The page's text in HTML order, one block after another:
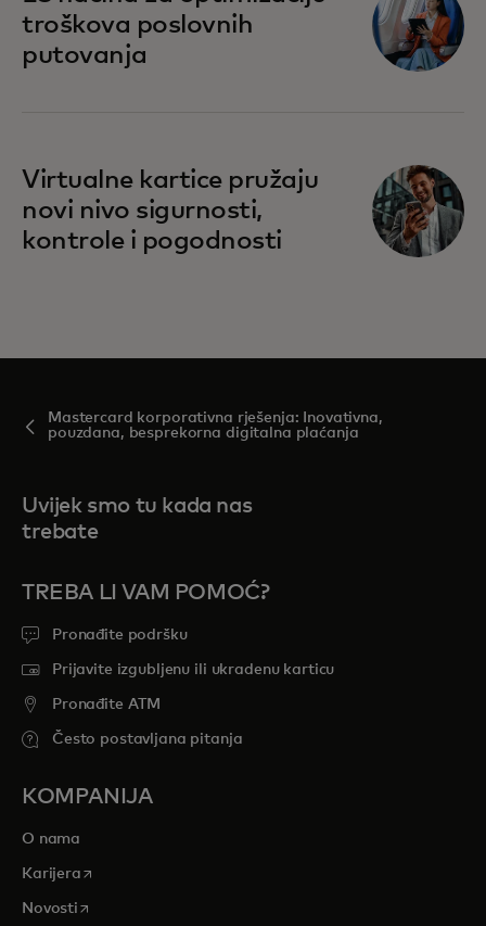
troškova poslovnih
putovanja
Virtualne kartice pružaju
novi nivo sigurnosti,
kontrole i pogodnosti
Mastercard korporativna rješenja: Inovativna,
pouzdana, besprekorna digitalna plaćanja
Uvijek smo tu kada nas
trebate
TREBA LI VAM POMOĆ?
Pronađite podršku
Prijavite izgubljenu ili ukradenu karticu
Pronađite ATM
Često postavljana pitanja
KOMPANIJA
O nama
Karijeraopens in a new tab
Novosti opens in a new tab